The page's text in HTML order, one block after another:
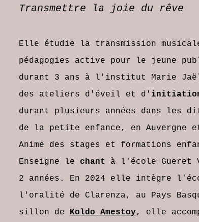
Transmettre la joie du rêve
Elle étudie la transmission
pédagogies active pour le jeune
durant 3 ans à l'institut Marie
des ateliers d'éveil et d'
durant plusieurs années dans les
de la petite enfance, en Auvergne
Anime des stages et formations
Enseigne le chant
à l'école Gueret
2 années. En 2024 elle intègre l
l'oralité de Clarenza, au Pays
sillon de Koldo Amestoy, elle